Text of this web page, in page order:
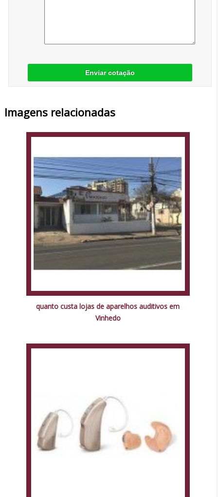
Enviar cotação
Imagens relacionadas
quanto custa lojas de aparelhos auditivos em
Vinhedo